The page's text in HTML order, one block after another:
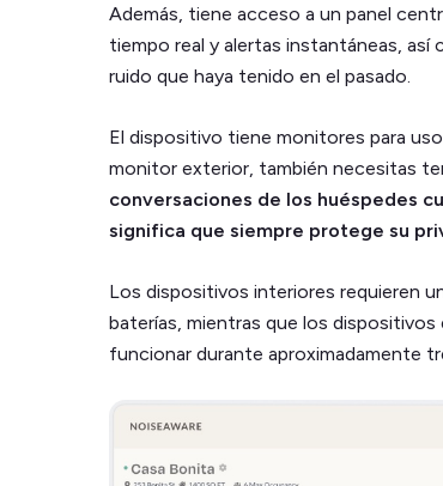
Además, tiene acceso a un panel
tiempo real y alertas instantáneas,
ruido que haya tenido en el pasado.
El dispositivo tiene monitores para
monitor exterior, también necesitas
conversaciones de los huéspedes
significa que siempre protege su
Los dispositivos interiores requieren
baterías, mientras que los
funcionar durante aproximadamente